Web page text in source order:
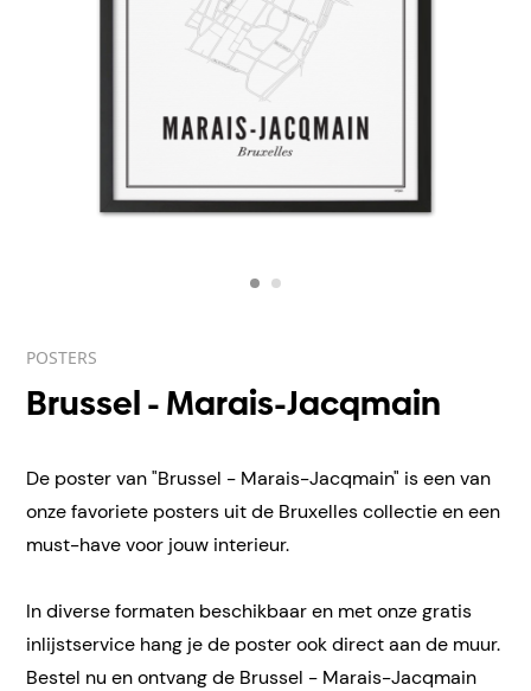
POSTERS
Brussel - Marais-Jacqmain
De poster van "Brussel - Marais-Jacqmain" is een van
onze favoriete posters uit de Bruxelles collectie en een
must-have voor jouw interieur.
In diverse formaten beschikbaar en met onze gratis
inlijstservice hang je de poster ook direct aan de muur.
Bestel nu en ontvang de Brussel - Marais-Jacqmain